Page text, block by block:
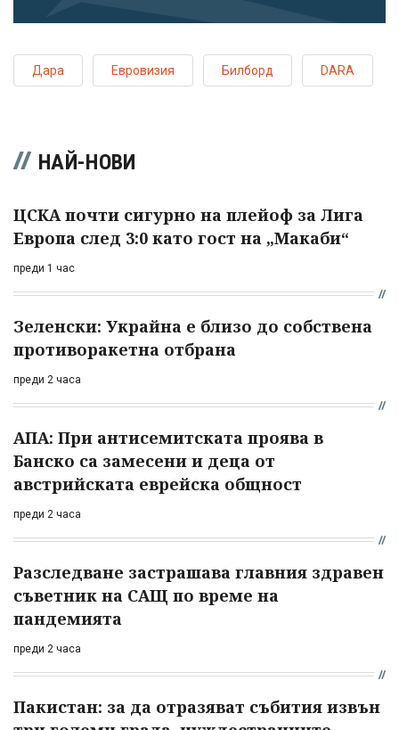
Дара Евровизия Билборд DARA
НАЙ-НОВИ
ЦСКА почти сигурно на плейоф за Лига
Европа след 3:0 като гост на „Макаби“
преди 1 час
Зеленски: Украйна е близо до собствена
противоракетна отбрана
преди 2 часа
АПА: При антисемитската проява в
Банско са замесени и деца от
австрийската еврейска общност
преди 2 часа
Разследване застрашава главния здравен
съветник на САЩ по време на
пандемията
преди 2 часа
Пакистан: за да отразяват събития извън